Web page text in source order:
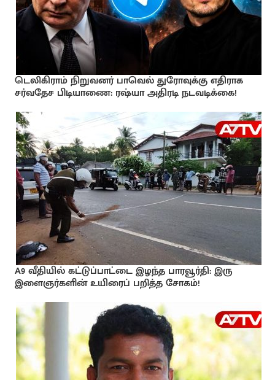
டெலிகிராம் நிறுவனர் பாவெல் துரோவுக்கு எதிராக
சர்வதேச பிடியாணை: ரஷ்யா அதிரடி நடவடிக்கை!
A9 வீதியில் கட்டுப்பாட்டை இழந்த பாரவூர்தி: இரு
இளைஞர்களின் உயிரைப் பறித்த சோகம்!